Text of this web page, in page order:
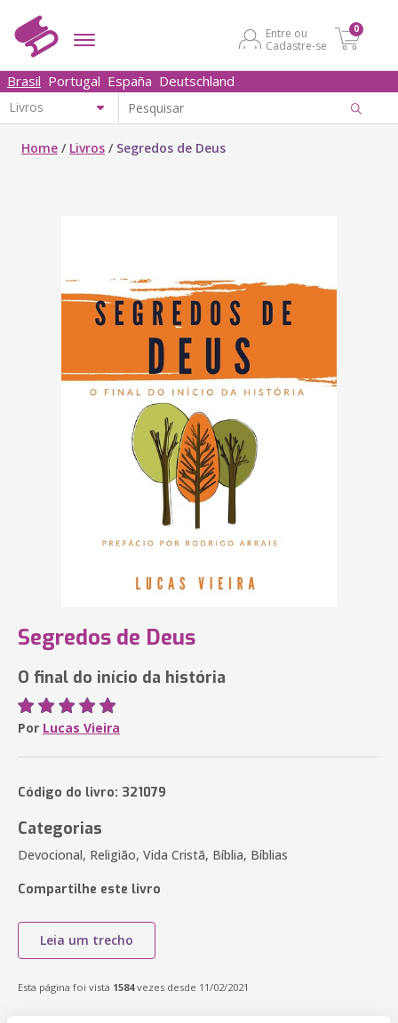
Entre ou
Cadastre-se
0
Brasil Portugal España Deutschland
Home / Livros / Segredos de Deus
Segredos de Deus
O final do início da história
Por Lucas Vieira
Código do livro: 321079
Categorias
Devocional, Religião, Vida Cristã, Bíblia, Bíblias
Compartilhe este livro
Leia um trecho
Esta página foi vista 1584vezes desde 11/02/2021